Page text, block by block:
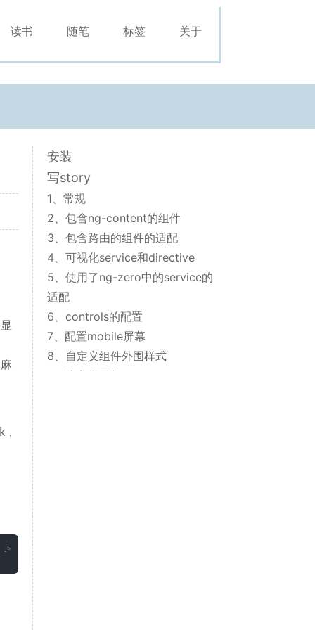
读书 随笔 标签 关于
安装
写story
1、常规
2、包含ng-content的组件
3、包含路由的组件的适配
4、可视化service和directive
5、使用了ng-zero中的service的
适配
6、controls的配置
7、配置mobile屏幕
8、自定义组件外围样式
9、注入常量值